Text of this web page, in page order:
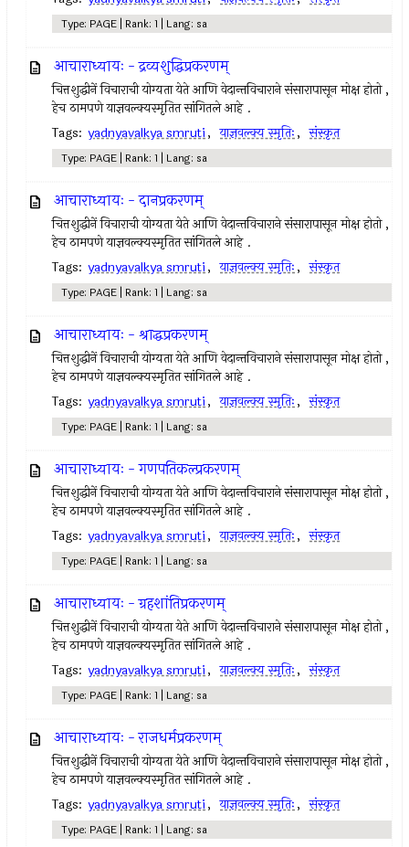
Type: PAGE | Rank: 1 | Lang: sa
आचाराध्यायः - द्रव्यशुद्धिप्रकरणम्
चित्तशुद्धीनें विचाराची योग्यता येते आणि वेदान्तविचाराने संसारापासून मोक्ष होतो ,
हेच ठामपणे याज्ञवल्क्यस्मृतित सांगितले आहे .
Tags: yadnyavalkya smruti, याज्ञवल्क्य स्मृतिः, संस्कृत
Type: PAGE | Rank: 1 | Lang: sa
आचाराध्यायः - दानप्रकरणम्
चित्तशुद्धीनें विचाराची योग्यता येते आणि वेदान्तविचाराने संसारापासून मोक्ष होतो ,
हेच ठामपणे याज्ञवल्क्यस्मृतित सांगितले आहे .
Tags: yadnyavalkya smruti, याज्ञवल्क्य स्मृतिः, संस्कृत
Type: PAGE | Rank: 1 | Lang: sa
आचाराध्यायः - श्राद्धप्रकरणम्
चित्तशुद्धीनें विचाराची योग्यता येते आणि वेदान्तविचाराने संसारापासून मोक्ष होतो ,
हेच ठामपणे याज्ञवल्क्यस्मृतित सांगितले आहे .
Tags: yadnyavalkya smruti, याज्ञवल्क्य स्मृतिः, संस्कृत
Type: PAGE | Rank: 1 | Lang: sa
आचाराध्यायः - गणपतिकल्प्रकरणम्
चित्तशुद्धीनें विचाराची योग्यता येते आणि वेदान्तविचाराने संसारापासून मोक्ष होतो ,
हेच ठामपणे याज्ञवल्क्यस्मृतित सांगितले आहे .
Tags: yadnyavalkya smruti, याज्ञवल्क्य स्मृतिः, संस्कृत
Type: PAGE | Rank: 1 | Lang: sa
आचाराध्यायः - ग्रहशांतिप्रकरणम्
चित्तशुद्धीनें विचाराची योग्यता येते आणि वेदान्तविचाराने संसारापासून मोक्ष होतो ,
हेच ठामपणे याज्ञवल्क्यस्मृतित सांगितले आहे .
Tags: yadnyavalkya smruti, याज्ञवल्क्य स्मृतिः, संस्कृत
Type: PAGE | Rank: 1 | Lang: sa
आचाराध्यायः - राजधर्मप्रकरणम्
चित्तशुद्धीनें विचाराची योग्यता येते आणि वेदान्तविचाराने संसारापासून मोक्ष होतो ,
हेच ठामपणे याज्ञवल्क्यस्मृतित सांगितले आहे .
Tags: yadnyavalkya smruti, याज्ञवल्क्य स्मृतिः, संस्कृत
Type: PAGE | Rank: 1 | Lang: sa